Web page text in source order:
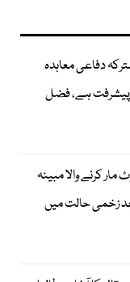
دفاعی معاہدہ
پیشرفت ہے، فضل
کرنے والا مبینہ
زخمی حالت میں